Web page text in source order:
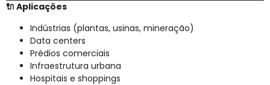
🔌 Aplicações
Indústrias (plantas, usinas, mineração)
Data centers
Prédios comerciais
Infraestrutura urbana
Hospitais e shoppings